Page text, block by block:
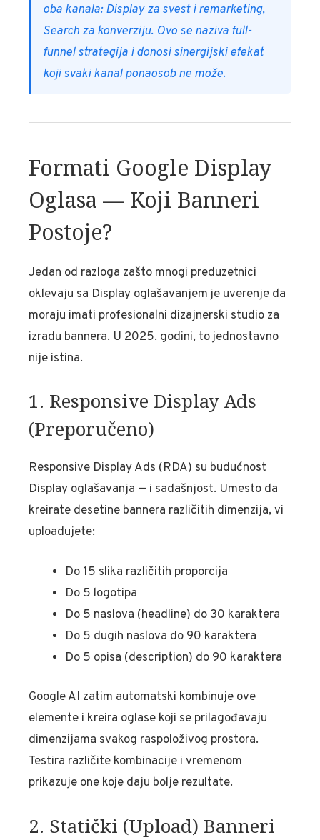
oba kanala: Display za svest i remarketing,
Search za konverziju. Ovo se naziva full-
funnel strategija i donosi sinergijski efekat
koji svaki kanal ponaosob ne može.
Formati Google Display
Oglasa — Koji Banneri
Postoje?
Jedan od razloga zašto mnogi preduzetnici
oklevaju sa Display oglašavanjem je uverenje da
moraju imati profesionalni dizajnerski studio za
izradu bannera. U 2025. godini, to jednostavno
nije istina.
1. Responsive Display Ads
(Preporučeno)
Responsive Display Ads (RDA) su budućnost
Display oglašavanja — i sadašnjost. Umesto da
kreirate desetine bannera različitih dimenzija, vi
uploadujete:
Do 15 slika različitih proporcija
Do 5 logotipa
Do 5 naslova (headline) do 30 karaktera
Do 5 dugih naslova do 90 karaktera
Do 5 opisa (description) do 90 karaktera
Google AI zatim automatski kombinuje ove
elemente i kreira oglase koji se prilagođavaju
dimenzijama svakog raspoloživog prostora.
Testira različite kombinacije i vremenom
prikazuje one koje daju bolje rezultate.
2. Statički (Upload) Banneri